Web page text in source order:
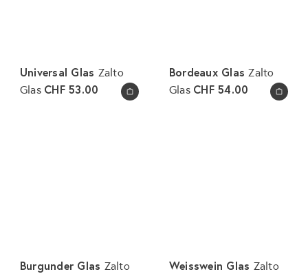
In den Warenkorb legen
Universal Glas Zalto
Glas CHF 53.00 In den Warenkorb legen
Bordeaux GlasZalto
Glas CHF 54.00
Burgunder Glas Zalto
Weisswein Glas Zalto